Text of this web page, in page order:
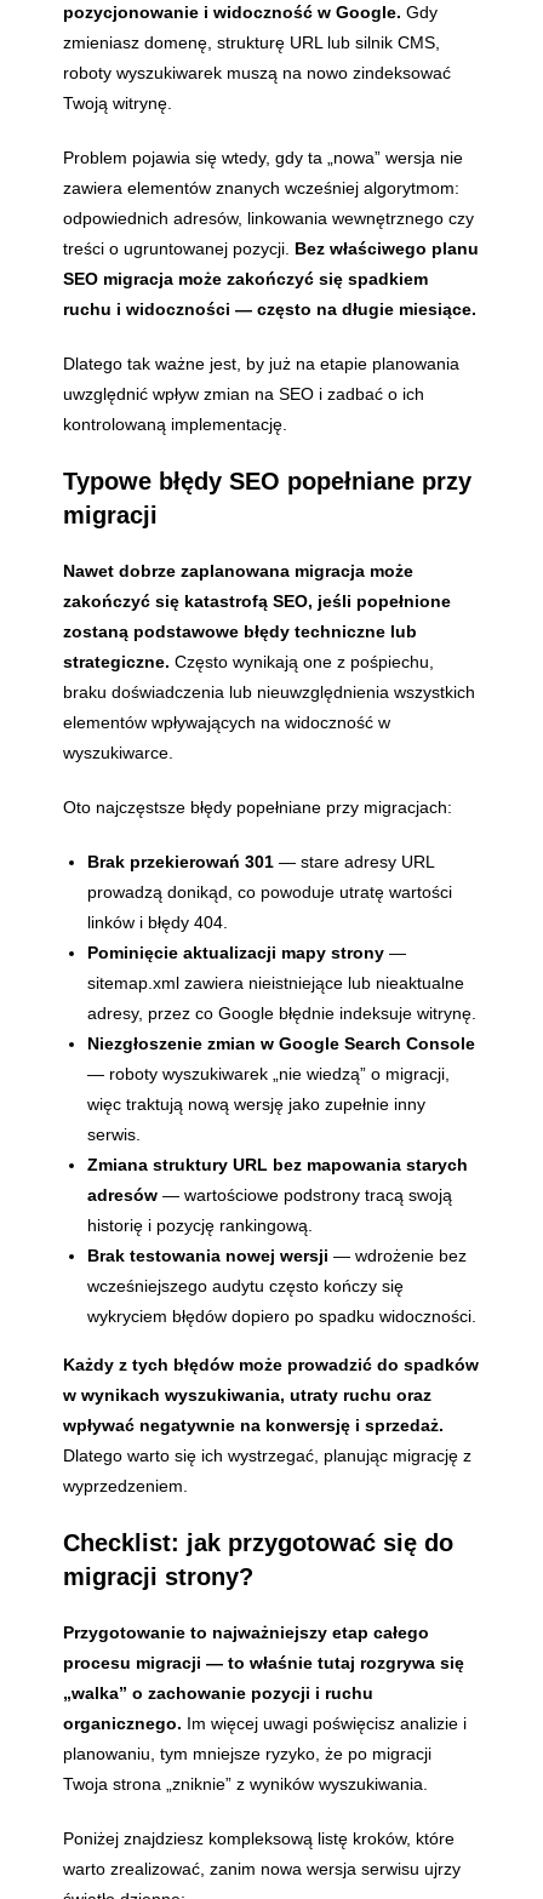
pozycjonowanie i widoczność w Google. Gdy
zmieniasz domenę, strukturę URL lub silnik CMS,
roboty wyszukiwarek muszą na nowo zindeksować
Twoją witrynę.
Problem pojawia się wtedy, gdy ta „nowa” wersja nie
zawiera elementów znanych wcześniej algorytmom:
odpowiednich adresów, linkowania wewnętrznego czy
treści o ugruntowanej pozycji. Bez właściwego planu
SEO migracja może zakończyć się spadkiem
ruchu i widoczności — często na długie miesiące.
Dlatego tak ważne jest, by już na etapie planowania
uwzględnić wpływ zmian na SEO i zadbać o ich
kontrolowaną implementację.
Typowe błędy SEO popełniane przy
migracji
Nawet dobrze zaplanowana migracja może
zakończyć się katastrofą SEO, jeśli popełnione
zostaną podstawowe błędy techniczne lub
strategiczne. Często wynikają one z pośpiechu,
braku doświadczenia lub nieuwzględnienia wszystkich
elementów wpływających na widoczność w
wyszukiwarce.
Oto najczęstsze błędy popełniane przy migracjach:
Brak przekierowań 301 — stare adresy URL
prowadzą donikąd, co powoduje utratę wartości
linków i błędy 404.
Pominięcie aktualizacji mapy strony —
sitemap.xml zawiera nieistniejące lub nieaktualne
adresy, przez co Google błędnie indeksuje witrynę.
Niezgłoszenie zmian w Google Search Console
— roboty wyszukiwarek „nie wiedzą” o migracji,
więc traktują nową wersję jako zupełnie inny
serwis.
Zmiana struktury URL bez mapowania starych
adresów — wartościowe podstrony tracą swoją
historię i pozycję rankingową.
Brak testowania nowej wersji — wdrożenie bez
wcześniejszego audytu często kończy się
wykryciem błędów dopiero po spadku widoczności.
Każdy z tych błędów może prowadzić do spadków
w wynikach wyszukiwania, utraty ruchu oraz
wpływać negatywnie na konwersję i sprzedaż.
Dlatego warto się ich wystrzegać, planując migrację z
wyprzedzeniem.
Checklist: jak przygotować się do
migracji strony?
Przygotowanie to najważniejszy etap całego
procesu migracji — to właśnie tutaj rozgrywa się
„walka” o zachowanie pozycji i ruchu
organicznego. Im więcej uwagi poświęcisz analizie i
planowaniu, tym mniejsze ryzyko, że po migracji
Twoja strona „zniknie” z wyników wyszukiwania.
Poniżej znajdziesz kompleksową listę kroków, które
warto zrealizować, zanim nowa wersja serwisu ujrzy